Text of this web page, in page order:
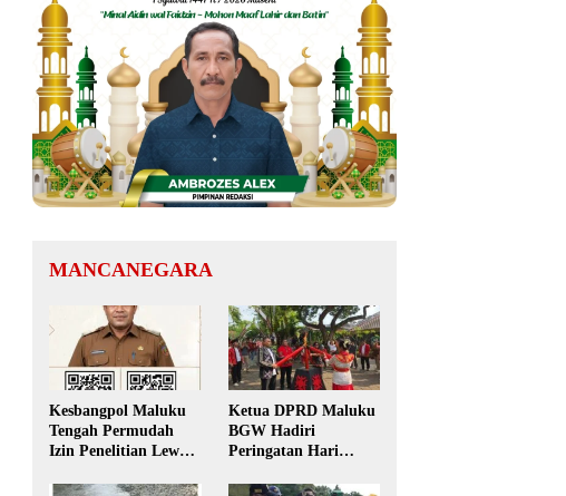
MANCANEGARA
Kesbangpol Maluku
Tengah Permudah
Izin Penelitian Lewat
Tak Perlu Datang ke
Ketua DPRD Maluku
BGW Hadiri
Peringatan Hari
Salatiga, Gaungkan